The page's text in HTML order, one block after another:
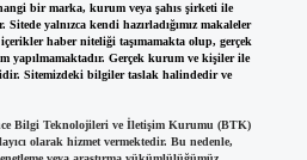
bir marka, kurum veya şahıs şirketi ile
yalnızca kendi hazırladığımız makaleler
haber niteliği taşımamakta olup, gerçek
yapılmamaktadır. Gerçek kurum ve kişiler ile
Sitemizdeki bilgiler taslak halindedir ve
Bilgi Teknolojileri ve İletişim Kurumu (BTK)
olarak hizmet vermektedir. Bu nedenle,